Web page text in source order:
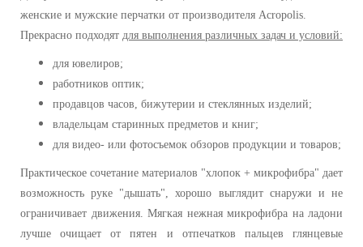
женские и мужские перчатки от производителя Acropolis.
Прекрасно подходят для выполнения различных задач и условий:
для ювелиров;
работников оптик;
продавцов часов, бижутерии и стеклянных изделий;
владельцам старинных предметов и книг;
для видео- или фотосъемок обзоров продукции и товаров;
Практическое сочетание материалов "хлопок + микрофибра" дает
возможность руке "дышать", хорошо выглядит снаружи и не
ограничивает движения. Мягкая нежная микрофибра на ладони
лучше очищает от пятен и отпечатков пальцев глянцевые